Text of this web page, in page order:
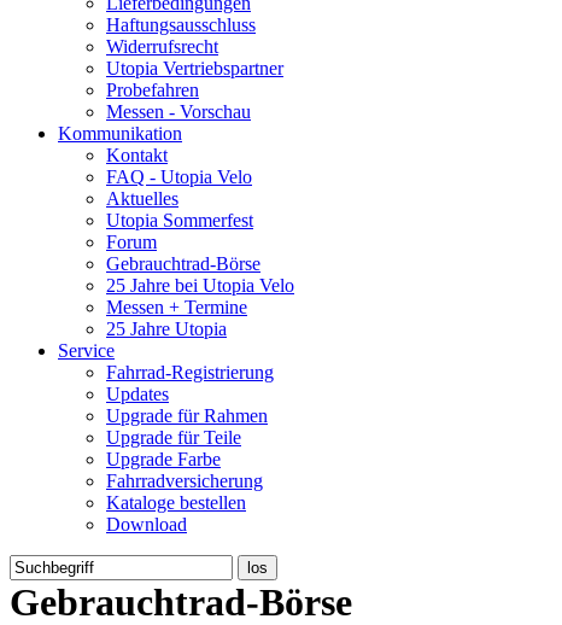
Haftungsausschluss
Widerrufsrecht
Utopia Vertriebspartner
Probefahren
Messen - Vorschau
Kommunikation
Kontakt
FAQ - Utopia Velo
Aktuelles
Utopia Sommerfest
Forum
Gebrauchtrad-Börse
25 Jahre bei Utopia Velo
Messen + Termine
25 Jahre Utopia
Service
Fahrrad-Registrierung
Updates
Upgrade für Rahmen
Upgrade für Teile
Upgrade Farbe
Fahrradversicherung
Kataloge bestellen
Download
Gebrauchtrad-Börse